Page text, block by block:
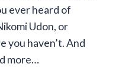
ever heard of
Udon, or
you haven’t. And
more…